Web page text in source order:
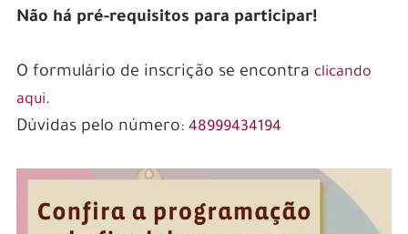
Não há pré-requisitos para participar!
O formulário de inscrição se encontra clicando
aqui.
Dúvidas pelo número: 48999434194